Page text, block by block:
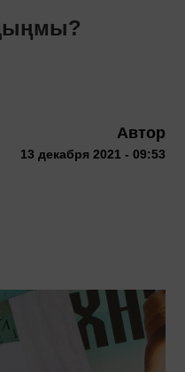
Автор
13 декабря 2021 - 09:53